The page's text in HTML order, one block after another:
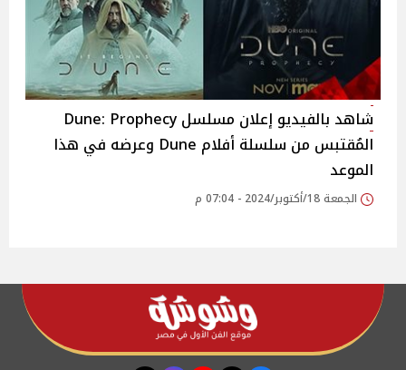
شاهد بالفيديو إعلان مسلسل Dune: Prophecy
المُقتبس من سلسلة أفلام Dune وعرضه في هذا
الموعد
الجمعة 18/أكتوبر/2024 - 07:04 م